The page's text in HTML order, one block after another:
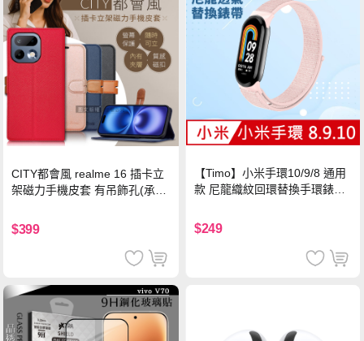
CITY都會風 realme 16 插卡立
架磁力手機皮套 有吊飾孔(承諾
$399
【Timo】小米手環10/9/8 通用
款 尼龍織紋回環替換手環錶帶-
$249